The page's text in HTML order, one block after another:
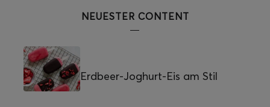
NEUESTER CONTENT
Erdbeer-Joghurt-Eis am Stil